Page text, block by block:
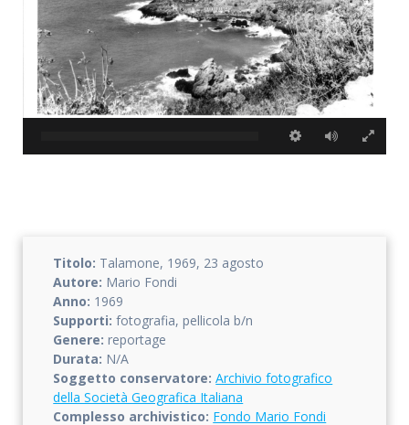
Accetto che i miei dati personali vengano registrati da questa
applicazione secondo la vostra normativa sulla privacy
Titolo: Talamone, 1969, 23 agosto
Autore: Mario Fondi
Anno: 1969
Supporti: fotografia, pellicola b/n
Genere:reportage
Durata: N/A
Soggetto conservatore:Archivio fotografico
della Società Geografica Italiana
Complesso archivistico: Fondo Mario Fondi